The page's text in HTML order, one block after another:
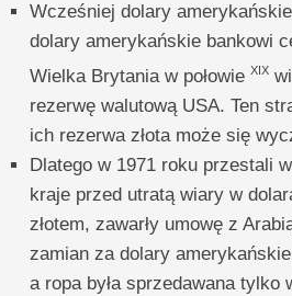
Wcześniej dolary
dolary amerykańskie bankowi
Wielka Brytania w połowie XIX
rezerwę walutową USA. Ten
ich rezerwa złota może się
Dlatego w 1971 roku przestali
kraje przed utratą wiary w
złotem, zawarły umowę z
zamian za dolary
a ropa była sprzedawana tylko